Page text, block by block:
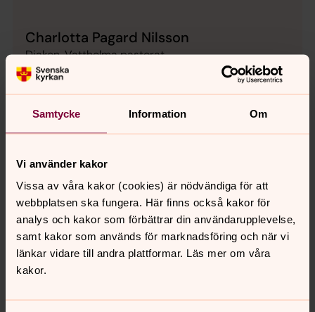
Samtycke Information Om
Vi använder kakor
Vissa av våra kakor (cookies) är nödvändiga för att
webbplatsen ska fungera. Här finns också kakor för
analys och kakor som förbättrar din användarupplevelse,
samt kakor som används för marknadsföring och när vi
länkar vidare till andra plattformar. Läs mer om våra
kakor.
Charlotta Pagard Nilsson
Diakon, Vattholma pastorat
Direkt:018-30 47 08
070-585 13 58
E-post:charlotta.nilsson3@svenskakyrkan.se
Senast ändrad 16 juni 2026
Synpunkter eller frågor på sidans
innehåll?
vattholma.pastorat@svenskakyrkan.se
Dela